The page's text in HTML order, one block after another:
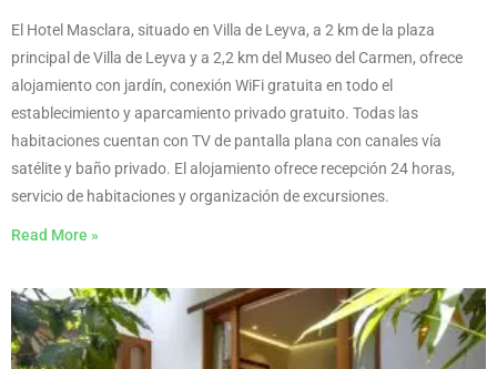
El Hotel Masclara, situado en Villa de Leyva, a 2 km de la plaza
principal de Villa de Leyva y a 2,2 km del Museo del Carmen, ofrece
alojamiento con jardín, conexión WiFi gratuita en todo el
establecimiento y aparcamiento privado gratuito. Todas las
habitaciones cuentan con TV de pantalla plana con canales vía
satélite y baño privado. El alojamiento ofrece recepción 24 horas,
servicio de habitaciones y organización de excursiones.
Read More »